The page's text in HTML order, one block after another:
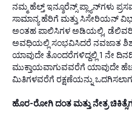
ನಮ್ಮ ಹೆಲ್ತ್ ಇನ್ಶೂರೆನ್ಸ್ ಪ್ಲ್ಯಾನ್‌ಗಳು
ಸಾಮಾನ್ಯ ಹೆರಿಗೆ ಮತ್ತು ಸಿಸೇರಿಯನ್
ಅಂತಹ ಪಾಲಿಸಿಗಳ ಅಡಿಯಲ್ಲಿ,
ಅವಧಿಯಲ್ಲಿ ಸಂಭವಿಸಿದರೆ ನವಜಾತ
ಯಾವುದೇ ತೊಂದರೆಗಳಿದ್ದಲ್ಲಿ 1 ನೇ
ಮುಕ್ತಾಯವಾಗುವವರೆಗೆ ಯಾವುದೇ
ಮಿತಿಗಳವರೆಗೆ ರಕ್ಷಣೆಯನ್ನು
ಹೊರ-ರೋಗಿ ದಂತ ಮತ್ತು ನೇತ್ರ